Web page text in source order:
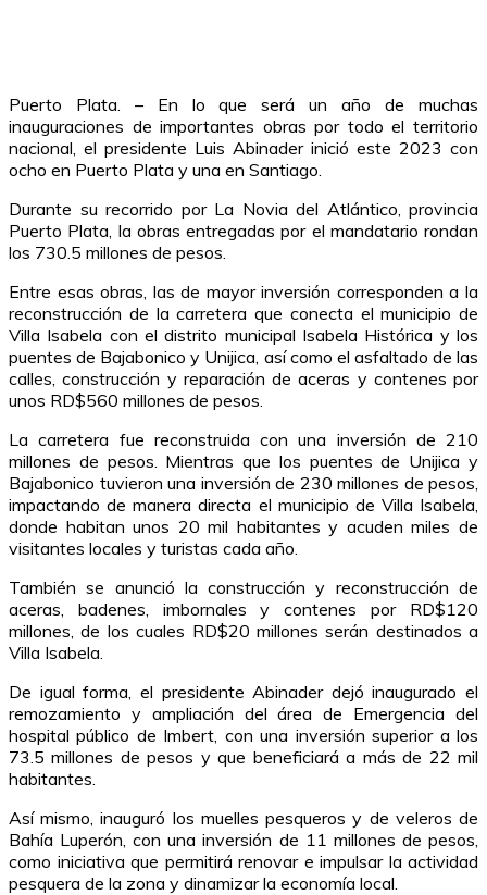
Puerto Plata. – En lo que será un año de muchas
inauguraciones de importantes obras por todo el territorio
nacional, el presidente Luis Abinader inició este 2023 con
ocho en Puerto Plata y una en Santiago.
Durante su recorrido por La Novia del Atlántico, provincia
Puerto Plata, la obras entregadas por el mandatario rondan
los 730.5 millones de pesos.
Entre esas obras, las de mayor inversión corresponden a la
reconstrucción de la carretera que conecta el municipio de
Villa Isabela con el distrito municipal Isabela Histórica y los
puentes de Bajabonico y Unijica, así como el asfaltado de las
calles, construcción y reparación de aceras y contenes por
unos RD$560 millones de pesos.
La carretera fue reconstruida con una inversión de 210
millones de pesos. Mientras que los puentes de Unijica y
Bajabonico tuvieron una inversión de 230 millones de pesos,
impactando de manera directa el municipio de Villa Isabela,
donde habitan unos 20 mil habitantes y acuden miles de
visitantes locales y turistas cada año.
También se anunció la construcción y reconstrucción de
aceras, badenes, imbornales y contenes por RD$120
millones, de los cuales RD$20 millones serán destinados a
Villa Isabela.
De igual forma, el presidente Abinader dejó inaugurado el
remozamiento y ampliación del área de Emergencia del
hospital público de Imbert, con una inversión superior a los
73.5 millones de pesos y que beneficiará a más de 22 mil
habitantes.
Así mismo, inauguró los muelles pesqueros y de veleros de
Bahía Luperón, con una inversión de 11 millones de pesos,
como iniciativa que permitirá renovar e impulsar la actividad
pesquera de la zona y dinamizar la economía local.